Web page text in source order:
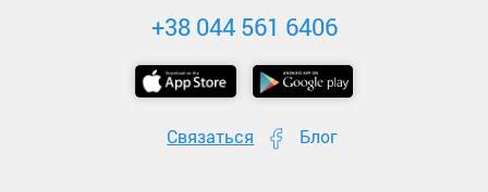
+38 044 561 6406
Связаться Блог